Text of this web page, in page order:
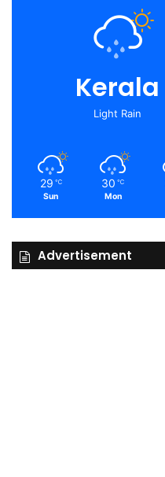
Kerala
Light Rain
29 ℃
Sun
30 ℃
Mon
Advertisement